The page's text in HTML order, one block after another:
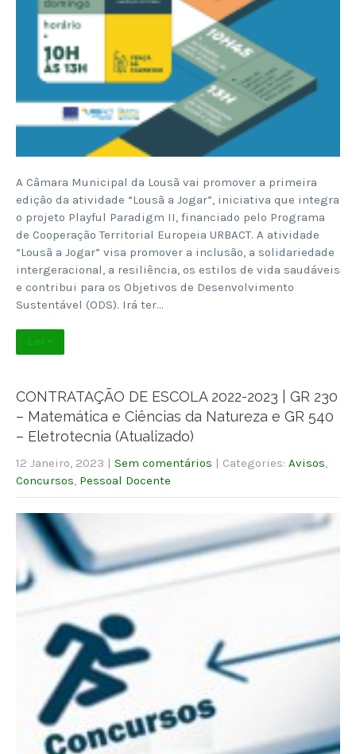
A Câmara Municipal da Lousã vai promover a primeira
edição da atividade “Lousã a Jogar”, iniciativa que integra
o projeto Playful Paradigm II, financiado pelo Programa
de Cooperação Territorial Europeia URBACT. A atividade
“Lousã a Jogar” visa promover a inclusão, a solidariedade
intergeracional, a resiliência, os estilos de vida saudáveis
e contribui para os Objetivos de Desenvolvimento
Sustentável (ODS). Irá ter…
Ler +
CONTRATAÇÃO DE ESCOLA 2022-2023 | GR 230
– Matemática e Ciências da Natureza e GR 540
– Eletrotecnia (Atualizado)
12 Janeiro, 2023 | Sem comentários | Categories: Avisos
Concursos Pessoal Docente